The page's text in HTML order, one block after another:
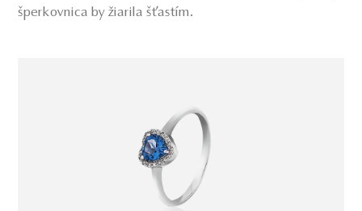
šperkovnica by žiarila šťastím.